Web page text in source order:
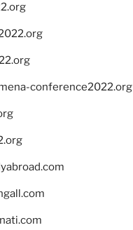
conference2022.org